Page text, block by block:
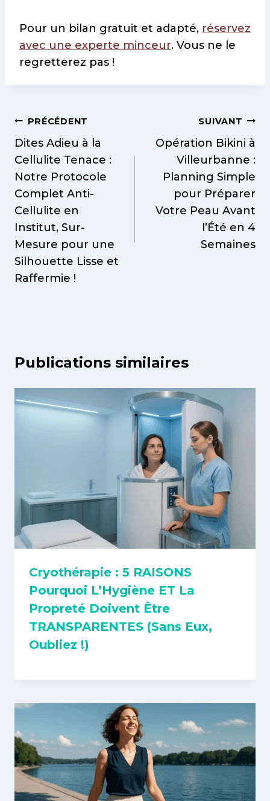
Pour un bilan gratuit et adapté, réservez
avec une experte minceur. Vous ne le
regretterez pas !
Navigation
de
l’article
PRÉCÉDENT
Dites Adieu à la
Cellulite Tenace :
Notre Protocole
Complet Anti-
Cellulite en
Institut, Sur-
Mesure pour une
Silhouette Lisse et
Raffermie !
SUIVANT
Opération Bikini à
Villeurbanne :
Planning Simple
pour Préparer
Votre Peau Avant
l’Été en 4
Semaines
Publications similaires
Cryothérapie : 5 RAISONS
Pourquoi L’Hygiène ET La
Propreté Doivent Être
TRANSPARENTES (Sans Eux,
Oubliez !)